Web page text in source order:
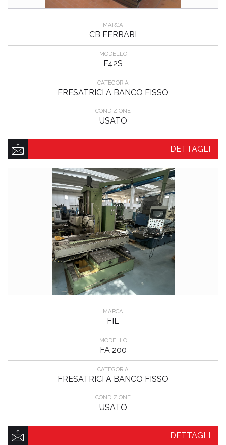
MARCA
CB FERRARI
MODELLO
F42S
CATEGORIA
FRESATRICI A BANCO FISSO
CONDIZIONE
USATO
DETTAGLI
MARCA
FIL
MODELLO
FA 200
CATEGORIA
FRESATRICI A BANCO FISSO
CONDIZIONE
USATO
DETTAGLI